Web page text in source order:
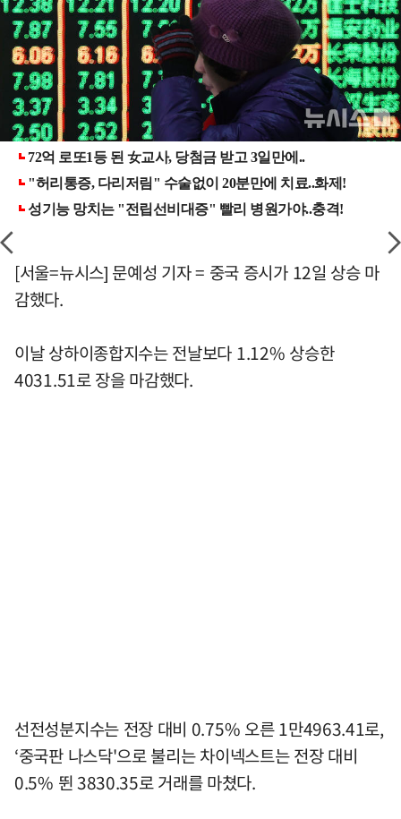
[서울=뉴시스] 문예성 기자 = 중국 증시가 12일 상승 마
감했다.
이날 상하이종합지수는 전날보다 1.12% 상승한
4031.51로 장을 마감했다.
선전성분지수는 전장 대비 0.75% 오른 1만4963.41로,
‘중국판 나스닥'으로 불리는 차이넥스트는 전장 대비
0.5% 뛴 3830.35로 거래를 마쳤다.